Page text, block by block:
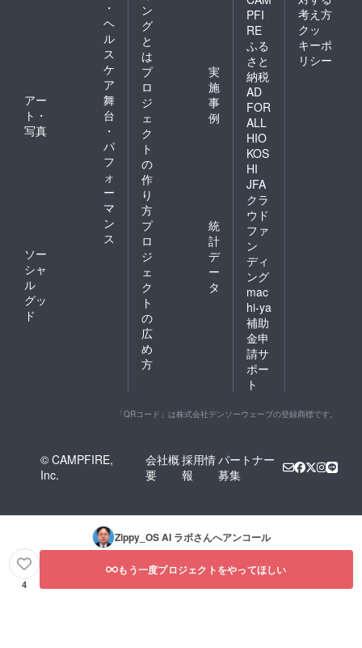
・
ヘ
ル
ス
ケ
ア
アー
ト・
写真
舞
台
・
パ
フ
ォ
ー
マ
ン
ス
ソー
シャ
ル
グッ
ド
ン
グ
と
は
プ
ロ
ジ
ェ
ク
ト
の
作
り
方
実
施
事
例
プ
ロ
ジ
ェ
ク
ト
の
広
め
方
統
計
デ
ー
タ
PFI
RE
ふる
さと
納税
AD
FOR
ALL
HIO
KOS
HI
JFA
クラ
ウド
ファ
ン
ディ
ング
mac
hi-ya
補助
金申
請サ
ポー
ト
考え方
クッ
キーポ
リシー
「QRコード」は株式会社デンソーウェーブの登録商標です。
© CAMPFIRE,
Inc.
会社概
要
採用情
報
パートナー
募集
Zippy_OS AI ラボさんへアンコール
4
もう一度プロジェクトをやってほしい